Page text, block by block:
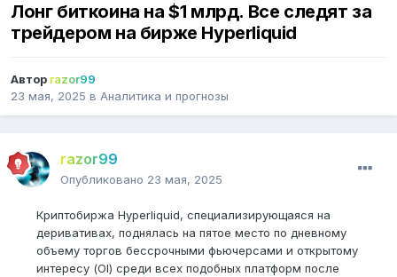
Лонг биткоина на $1 млрд. Все следят за
трейдером на бирже Hyperliquid
Автор razor99
23 мая, 2025 в Аналитика и прогнозы
razor99
Опубликовано 23 мая, 2025
Криптобиржа Hyperliquid, специализирующаяся на
деривативах, поднялась на пятое место по дневному
объему торгов бессрочными фьючерсами и открытому
интересу (OI) среди всех подобных платформ после